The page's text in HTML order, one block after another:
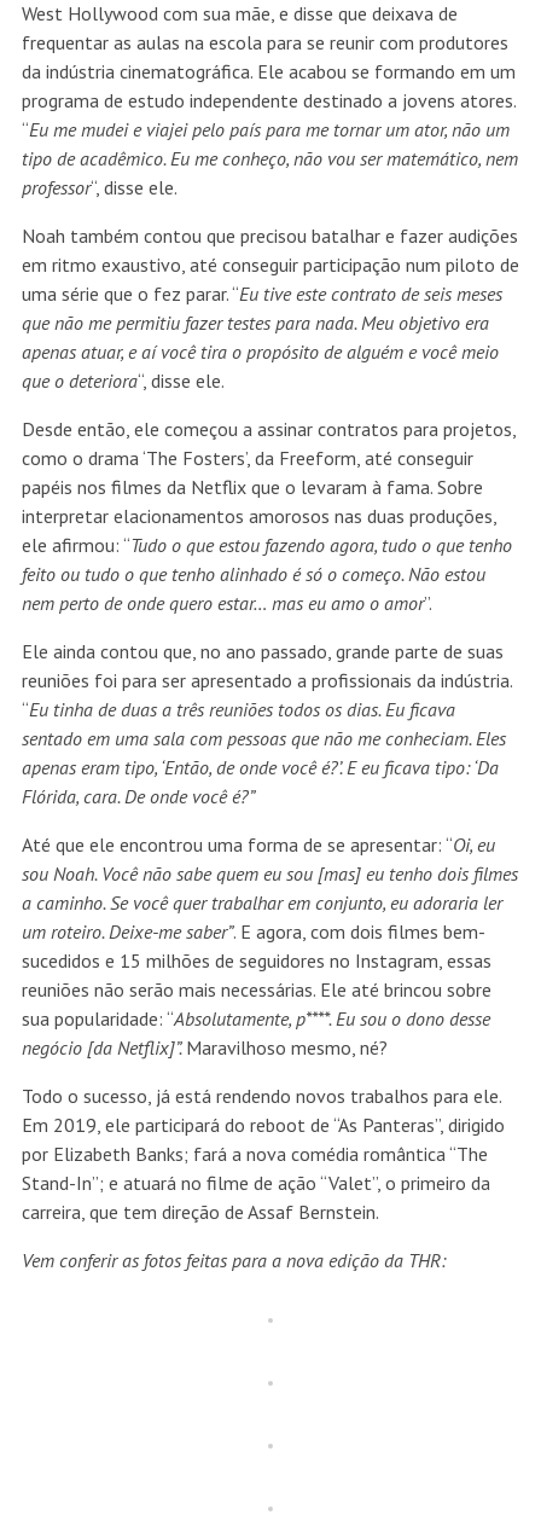
West Hollywood com sua mãe, e disse que deixava de
frequentar as aulas na escola para se reunir com produtores
da indústria cinematográfica. Ele acabou se formando em um
programa de estudo independente destinado a jovens atores.
“Eu me mudei e viajei pelo país para me tornar um ator, não um
tipo de acadêmico. Eu me conheço, não vou ser matemático, nem
professor“, disse ele.
Noah também contou que precisou batalhar e fazer audições
em ritmo exaustivo, até conseguir participação num piloto de
uma série que o fez parar. “Eu tive este contrato de seis meses
que não me permitiu fazer testes para nada. Meu objetivo era
apenas atuar, e aí você tira o propósito de alguém e você meio
que o deteriora“, disse ele.
Desde então, ele começou a assinar contratos para projetos,
como o drama ‘The Fosters’, da Freeform, até conseguir
papéis nos filmes da Netflix que o levaram à fama. Sobre
interpretar elacionamentos amorosos nas duas produções,
ele afirmou: “Tudo o que estou fazendo agora, tudo o que tenho
feito ou tudo o que tenho alinhado é só o começo. Não estou
nem perto de onde quero estar… mas eu amo o amor”.
Ele ainda contou que, no ano passado, grande parte de suas
reuniões foi para ser apresentado a profissionais da indústria.
“Eu tinha de duas a três reuniões todos os dias. Eu ficava
sentado em uma sala com pessoas que não me conheciam. Eles
apenas eram tipo, ‘Então, de onde você é?’. E eu ficava tipo: ‘Da
Flórida, cara. De onde você é?”
Até que ele encontrou uma forma de se apresentar: “Oi, eu
sou Noah. Você não sabe quem eu sou [mas] eu tenho dois filmes
a caminho. Se você quer trabalhar em conjunto, eu adoraria ler
um roteiro. Deixe-me saber”. E agora, com dois filmes bem-
sucedidos e 15 milhões de seguidores no Instagram, essas
reuniões não serão mais necessárias. Ele até brincou sobre
sua popularidade: “Absolutamente, p****. Eu sou o dono desse
negócio [da Netflix]”. Maravilhoso mesmo, né?
Todo o sucesso, já está rendendo novos trabalhos para ele.
Em 2019, ele participará do reboot de “As Panteras”, dirigido
por Elizabeth Banks; fará a nova comédia romântica “The
Stand-In”; e atuará no filme de ação “Valet”, o primeiro da
carreira, que tem direção de Assaf Bernstein.
Vem conferir as fotos feitas para a nova edição da THR: